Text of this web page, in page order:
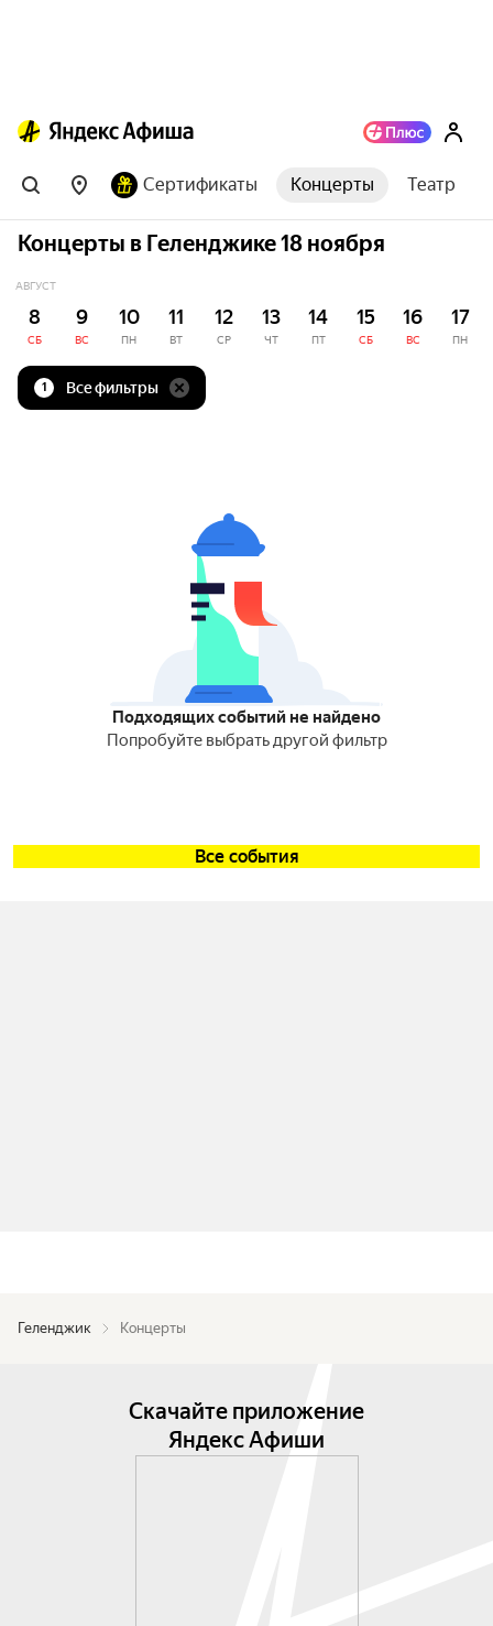
Сертификаты Концерты Театр
Концерты в Геленджике 18 ноября
АВГУСТ
8
СБ
9
ВС
10
ПН
11
ВТ
12
СР
13
ЧТ
14
ПТ
15
СБ
16
ВС
17
ПН
1 Все фильтры
Подходящих событий не найдено
Попробуйте выбрать другой фильтр
Все события
Геленджик Концерты
Скачайте приложение
Яндекс Афиши